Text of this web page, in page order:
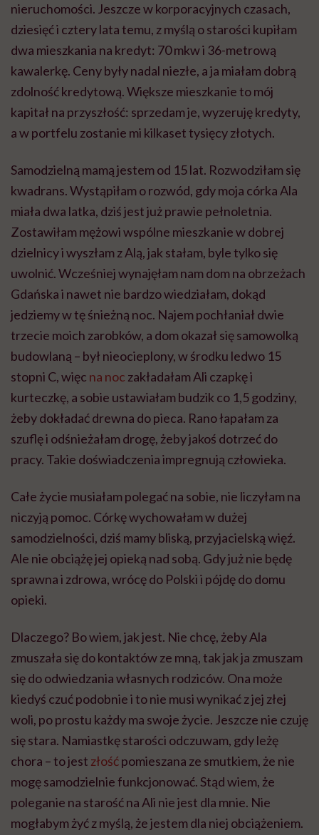
nieruchomości. Jeszcze w korporacyjnych czasach,
dziesięć i cztery lata temu, z myślą o starości kupiłam
dwa mieszkania na kredyt: 70 mkw i 36-metrową
kawalerkę. Ceny były nadal niezłe, a ja miałam dobrą
zdolność kredytową. Większe mieszkanie to mój
kapitał na przyszłość: sprzedam je, wyzeruję kredyty,
a w portfelu zostanie mi kilkaset tysięcy złotych.
Samodzielną mamą jestem od 15 lat. Rozwodziłam się
kwadrans. Wystąpiłam o rozwód, gdy moja córka Ala
miała dwa latka, dziś jest już prawie pełnoletnia.
Zostawiłam mężowi wspólne mieszkanie w dobrej
dzielnicy i wyszłam z Alą, jak stałam, byle tylko się
uwolnić. Wcześniej wynajęłam nam dom na obrzeżach
Gdańska i nawet nie bardzo wiedziałam, dokąd
jedziemy w tę śnieżną noc. Najem pochłaniał dwie
trzecie moich zarobków, a dom okazał się samowolką
budowlaną – był nieocieplony, w środku ledwo 15
stopni C, więc na noc zakładałam Ali czapkę i
kurteczkę, a sobie ustawiałam budzik co 1,5 godziny,
żeby dokładać drewna do pieca. Rano łapałam za
szuflę i odśnieżałam drogę, żeby jakoś dotrzeć do
pracy. Takie doświadczenia impregnują człowieka.
Całe życie musiałam polegać na sobie, nie liczyłam na
niczyją pomoc. Córkę wychowałam w dużej
samodzielności, dziś mamy bliską, przyjacielską więź.
Ale nie obciążę jej opieką nad sobą. Gdy już nie będę
sprawna i zdrowa, wrócę do Polski i pójdę do domu
opieki.
Dlaczego? Bo wiem, jak jest. Nie chcę, żeby Ala
zmuszała się do kontaktów ze mną, tak jak ja zmuszam
się do odwiedzania własnych rodziców. Ona może
kiedyś czuć podobnie i to nie musi wynikać z jej złej
woli, po prostu każdy ma swoje życie. Jeszcze nie czuję
się stara. Namiastkę starości odczuwam, gdy leżę
chora – to jest złośćpomieszana ze smutkiem, że nie
mogę samodzielnie funkcjonować. Stąd wiem, że
poleganie na starość na Ali nie jest dla mnie. Nie
mogłabym żyć z myślą, że jestem dla niej obciążeniem.